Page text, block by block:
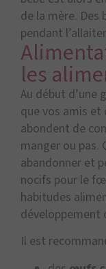
de la mère. Des
pendant
les
Au début
que vos amis
abondent de
manger ou pas.
abandonner et
nocifs pour le
habitudes
développement
Il est